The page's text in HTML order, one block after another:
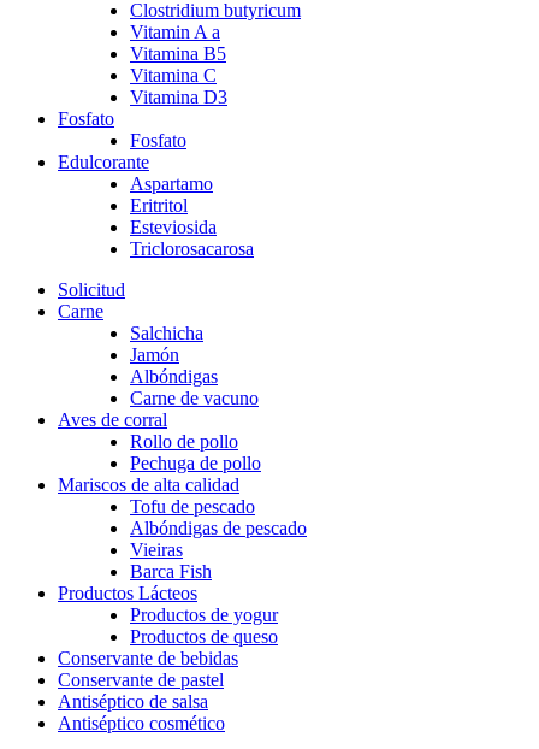
Clostridium butyricum
Vitamin A a
Vitamina B5
Vitamina C
Vitamina D3
Fosfato
Fosfato
Edulcorante
Aspartamo
Eritritol
Esteviosida
Triclorosacarosa
Solicitud
Carne
Salchicha
Jamón
Albóndigas
Carne de vacuno
Aves de corral
Rollo de pollo
Pechuga de pollo
Mariscos de alta calidad
Tofu de pescado
Albóndigas de pescado
Vieiras
Barca Fish
Productos Lácteos
Productos de yogur
Productos de queso
Conservante de bebidas
Conservante de pastel
Antiséptico de salsa
Antiséptico cosmético